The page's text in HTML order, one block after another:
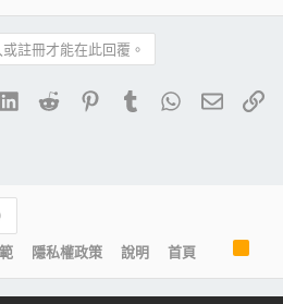
註冊才能在此回覆。
LinkedIn
Reddit PinterestTumblrWhatsApp
電子
隱私權政策 說明 首頁
R
S
S